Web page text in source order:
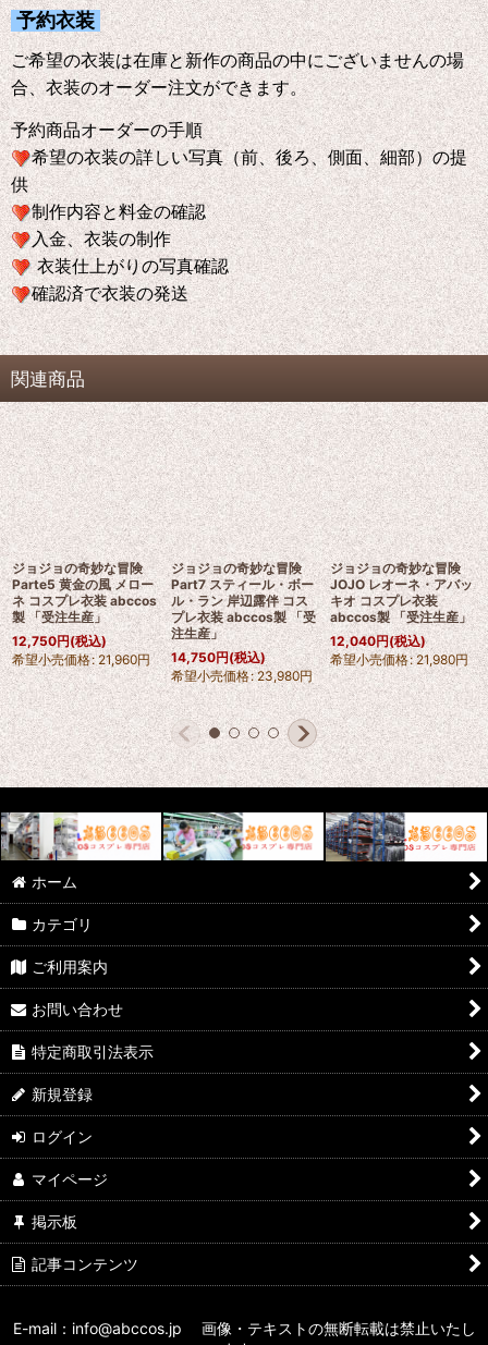
予約衣装
ご希望の衣装は在庫と新作の商品の中にございませんの場
合、衣装のオーダー注文ができます。
予約商品オーダーの手順
希望の衣装の詳しい写真（前、後ろ、側面、細部）の提
供
制作内容と料金の確認
入金、衣装の制作
衣装仕上がりの写真確認
確認済で衣装の発送
関連商品
ジョジョの奇妙な冒険
Parte5 黄金の風 メロー
ネ コスプレ衣装 abccos
製 「受注生産」
12,750円(税込)
希望小売価格: 21,960円
ジョジョの奇妙な冒険
Part7 スティール・ボー
ル・ラン 岸辺露伴 コス
プレ衣装 abccos製 「受
注生産」
14,750円(税込)
希望小売価格: 23,980円
ジョジョの奇妙な冒険
JOJO レオーネ・アバッ
キオ コスプレ衣装
abccos製 「受注生産」
12,040円(税込)
希望小売価格: 21,980円
ホーム
カテゴリ
ご利用案内
お問い合わせ
特定商取引法表示
新規登録
ログイン
マイページ
掲示板
記事コンテンツ
E-mail：info@abccos.jp 画像・テキストの無断転載は禁止いたし